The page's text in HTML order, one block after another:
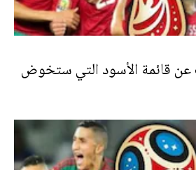
قائمة الأسود التي ستخوض